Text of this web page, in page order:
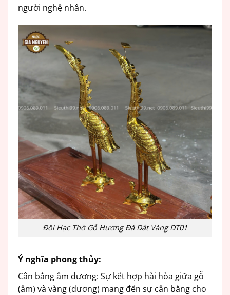
người nghệ nhân.
Đôi Hạc Thờ Gỗ Hương Đá Dát Vàng DT01
Ý nghĩa phong thủy:
Cân bằng âm dương: Sự kết hợp hài hòa giữa gỗ
(âm) và vàng (dương) mang đến sự cân bằng cho